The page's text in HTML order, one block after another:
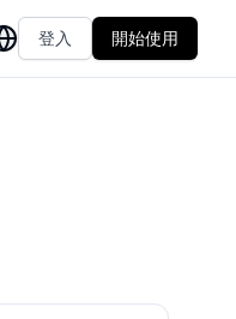
登入 開始使用